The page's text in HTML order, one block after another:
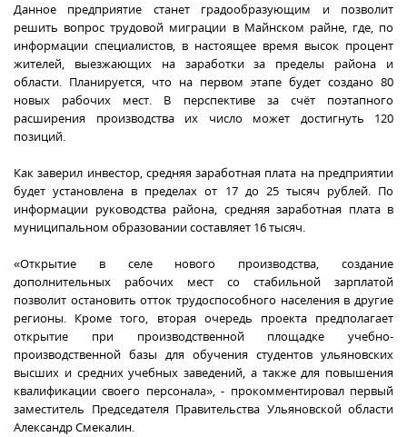
Данное предприятие станет градообразующим и позволит
решить вопрос трудовой миграции в Майнском райне, где, по
информации специалистов, в настоящее время высок процент
жителей, выезжающих на заработки за пределы района и
области. Планируется, что на первом этапе будет создано 80
новых рабочих мест. В перспективе за счёт поэтапного
расширения производства их число может достигнуть 120
позиций.
Как заверил инвестор, средняя заработная плата на предприятии
будет установлена в пределах от 17 до 25 тысяч рублей. По
информации руководства района, средняя заработная плата в
муниципальном образовании составляет 16 тысяч.
«Открытие в селе нового производства, создание
дополнительных рабочих мест со стабильной зарплатой
позволит остановить отток трудоспособного населения в другие
регионы. Кроме того, вторая очередь проекта предполагает
открытие при производственной площадке учебно-
производственной базы для обучения студентов ульяновских
высших и средних учебных заведений, а также для повышения
квалификации своего персонала», - прокомментировал первый
заместитель Председателя Правительства Ульяновской области
Александр Смекалин.